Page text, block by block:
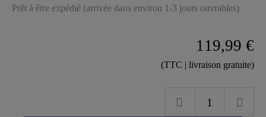
Prêt à être expédié (arrivée dans environ 1-3 jours ouvrables)
119,99 €
(TTC | livraison gratuite)